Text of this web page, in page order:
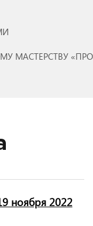
МАСТЕРСТВУ
ноября 2022